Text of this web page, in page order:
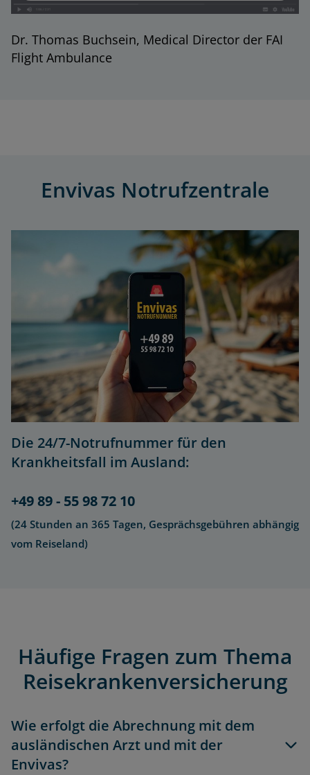
Dr. Thomas Buchsein, Medical Director der FAI
Flight Ambulance
Envivas Notrufzentrale
Die 24/7-Notrufnummer für den
Krankheitsfall im Ausland:
+49 89 - 55 98 72 10
(24 Stunden an 365 Tagen, Gesprächsgebühren abhängig
vom Reiseland)
Häufige Fragen zum Thema
Reisekrankenversicherung
Wie erfolgt die Abrechnung mit dem
ausländischen Arzt und mit der
Envivas?